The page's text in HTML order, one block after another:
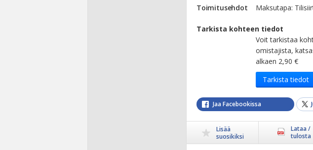
Toimitusehdot Maksutapa:
Tarkista kohteen tiedot
Voit tarkistaa
omistajista,
alkaen 2,90 €
Tarkista tiedot
Jaa Facebookissa
Lisää
suosikiksi
Lataa /
tulosta